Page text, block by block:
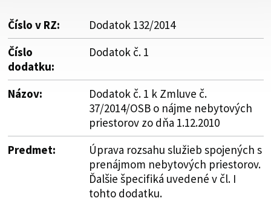
Číslo v RZ:
Dodatok 132/2014
Číslo
dodatku:
Dodatok č. 1
Názov:
Dodatok č. 1 k Zmluve č.
37/2014/OSB o nájme nebytových
priestorov zo dňa 1.12.2010
Predmet:
Úprava rozsahu služieb spojených s
prenájmom nebytových priestorov.
Ďalšie špecifiká uvedené v čl. I
tohto dodatku.